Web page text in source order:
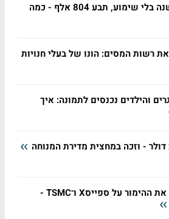
פוטר אחרי 29 שנה בלי שימוע, תבע 804 אלף - כמה
רשות המסים: הונו של בעלי חנויות
והילדים נכנסים לתמונה: איך
קת׳י ווד מגדילה את ההימור על ספייסX ו־TSMC -